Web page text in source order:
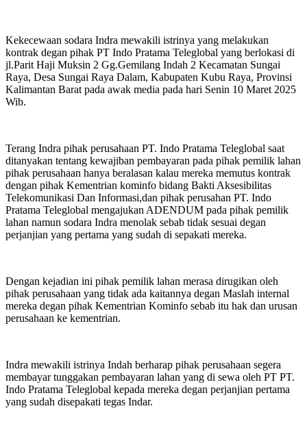
Kekecewaan sodara Indra mewakili istrinya yang melakukan
kontrak degan pihak PT Indo Pratama Teleglobal yang berlokasi di
jl.Parit Haji Muksin 2 Gg.Gemilang Indah 2 Kecamatan Sungai
Raya, Desa Sungai Raya Dalam, Kabupaten Kubu Raya, Provinsi
Kalimantan Barat pada awak media pada hari Senin 10 Maret 2025
Wib.
Terang Indra pihak perusahaan PT. Indo Pratama Teleglobal saat
ditanyakan tentang kewajiban pembayaran pada pihak pemilik lahan
pihak perusahaan hanya beralasan kalau mereka memutus kontrak
dengan pihak Kementrian kominfo bidang Bakti Aksesibilitas
Telekomunikasi Dan Informasi,dan pihak perusahan PT. Indo
Pratama Teleglobal mengajukan ADENDUM pada pihak pemilik
lahan namun sodara Indra menolak sebab tidak sesuai degan
perjanjian yang pertama yang sudah di sepakati mereka.
Dengan kejadian ini pihak pemilik lahan merasa dirugikan oleh
pihak perusahaan yang tidak ada kaitannya degan Maslah internal
mereka degan pihak Kementrian Kominfo sebab itu hak dan urusan
perusahaan ke kementrian.
Indra mewakili istrinya Indah berharap pihak perusahaan segera
membayar tunggakan pembayaran lahan yang di sewa oleh PT PT.
Indo Pratama Teleglobal kepada mereka degan perjanjian pertama
yang sudah disepakati tegas Indar.